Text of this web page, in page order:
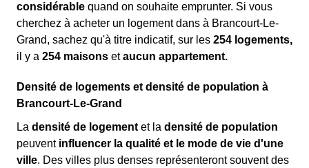
considérable quand on souhaite emprunter. Si vous
cherchez à acheter un logement dans à Brancourt-Le-
Grand, sachez qu'à titre indicatif, sur les 254 logements,
il y a 254 maisons etaucun appartement.
Densité de logements et densité de population à
Brancourt-Le-Grand
La densité de logement et la densité de population
peuvent influencer la qualité et le mode de vie d'une
ville. Des villes plus denses représenteront souvent des